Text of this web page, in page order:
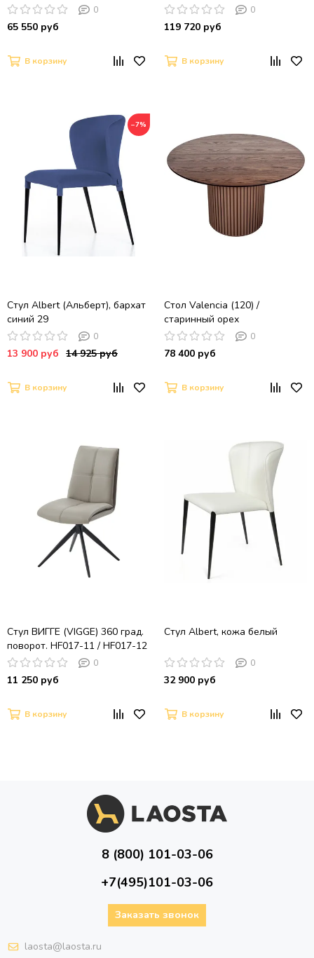
9806035 , керамика / Черный,
Орех эко
0
65 550 руб
В корзину
0
119 720 руб
В корзину
−7%
Стул Albert (Альберт), бархат
синий 29
0
13 900 руб 14 925 руб
В корзину
Стол Valencia (120) /
старинный орех
0
78 400 руб
В корзину
Стул ВИГГЕ (VIGGE) 360 град.
поворот. HF017-11 / HF017-12
Бежевый, экокожа / Черный
каркас, ®DISAUR
0
11 250 руб
В корзину
Стул Albert, кожа белый
0
32 900 руб
В корзину
8 (800) 101-03-06
+7(495)101-03-06
Заказать звонок
laosta@laosta.ru